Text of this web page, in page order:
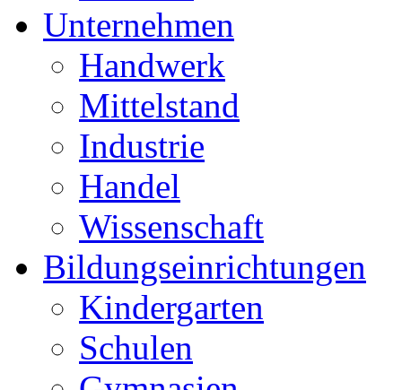
Unternehmen
Handwerk
Mittelstand
Industrie
Handel
Wissenschaft
Bildungseinrichtungen
Kindergarten
Schulen